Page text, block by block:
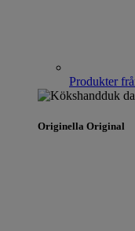
Produkter
Originella Original